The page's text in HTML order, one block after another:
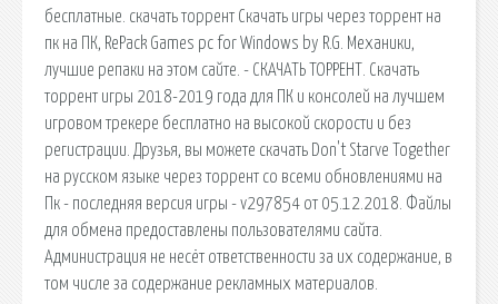
бесплатные. скачать торрент Скачать игры через торрент на
пк на ПК, RePack Games pc for Windows by R.G. Механики,
лучшие репаки на этом сайте. - СКАЧАТЬ ТОРРЕНТ. Скачать
торрент игры 2018-2019 года для ПК и консолей на лучшем
игровом трекере бесплатно на высокой скорости и без
регистрации. Друзья, вы можете скачать Don't Starve Together
на русском языке через торрент со всеми обновлениями на
Пк - последняя версия игры - v297854 от 05.12.2018. Файлы
для обмена предоставлены пользователями сайта.
Администрация не несёт ответственности за их содержание, в
том числе за содержание рекламных материалов.